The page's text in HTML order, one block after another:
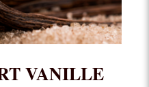
VANILLE